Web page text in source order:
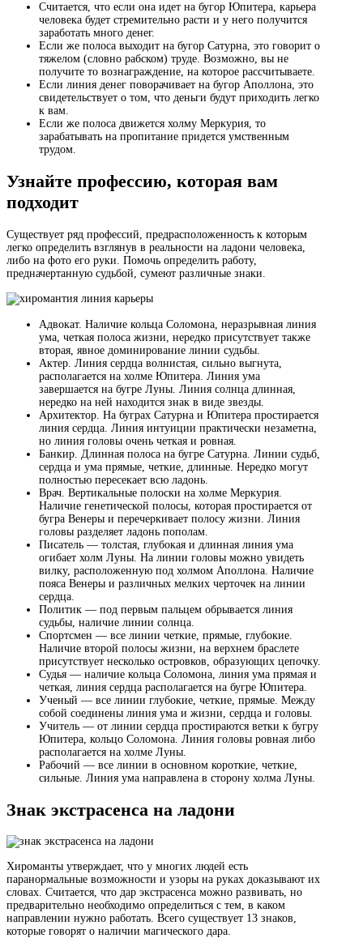
Считается, что если она идет на бугор Юпитера, карьера
человека будет стремительно расти и у него получится
заработать много денег.
Если же полоса выходит на бугор Сатурна, это говорит о
тяжелом (словно рабском) труде. Возможно, вы не
получите то вознаграждение, на которое рассчитываете.
Если линия денег поворачивает на бугор Аполлона, это
свидетельствует о том, что деньги будут приходить легко
к вам.
Если же полоса движется холму Меркурия, то
зарабатывать на пропитание придется умственным
трудом.
Узнайте профессию, которая вам
подходит
Существует ряд профессий, предрасположенность к которым
легко определить взглянув в реальности на ладони человека,
либо на фото его руки. Помочь определить работу,
предначертанную судьбой, сумеют различные знаки.
Адвокат. Наличие кольца Соломона, неразрывная линия
ума, четкая полоса жизни, нередко присутствует также
вторая, явное доминирование линии судьбы.
Актер. Линия сердца волнистая, сильно выгнута,
располагается на холме Юпитера. Линия ума
завершается на бугре Луны. Линия солнца длинная,
нередко на ней находится знак в виде звезды.
Архитектор. На буграх Сатурна и Юпитера простирается
линия сердца. Линия интуиции практически незаметна,
но линия головы очень четкая и ровная.
Банкир. Длинная полоса на бугре Сатурна. Линии судьб,
сердца и ума прямые, четкие, длинные. Нередко могут
полностью пересекает всю ладонь.
Врач. Вертикальные полоски на холме Меркурия.
Наличие генетической полосы, которая простирается от
бугра Венеры и перечеркивает полосу жизни. Линия
головы разделяет ладонь пополам.
Писатель — толстая, глубокая и длинная линия ума
огибает холм Луны. На линии головы можно увидеть
вилку, расположенную под холмом Аполлона. Наличие
пояса Венеры и различных мелких черточек на линии
сердца.
Политик — под первым пальцем обрывается линия
судьбы, наличие линии солнца.
Спортсмен — все линии четкие, прямые, глубокие.
Наличие второй полосы жизни, на верхнем браслете
присутствует несколько островков, образующих цепочку.
Судья — наличие кольца Соломона, линия ума прямая и
четкая, линия сердца располагается на бугре Юпитера.
Ученый — все линии глубокие, четкие, прямые. Между
собой соединены линия ума и жизни, сердца и головы.
Учитель — от линии сердца простираются ветки к бугру
Юпитера, кольцо Соломона. Линия головы ровная либо
располагается на холме Луны.
Рабочий — все линии в основном короткие, четкие,
сильные. Линия ума направлена в сторону холма Луны.
Знак экстрасенса на ладони
Хироманты утверждает, что у многих людей есть
паранормальные возможности и узоры на руках доказывают их
словах. Считается, что дар экстрасенса можно развивать, но
предварительно необходимо определиться с тем, в каком
направлении нужно работать. Всего существует 13 знаков,
которые говорят о наличии магического дара.